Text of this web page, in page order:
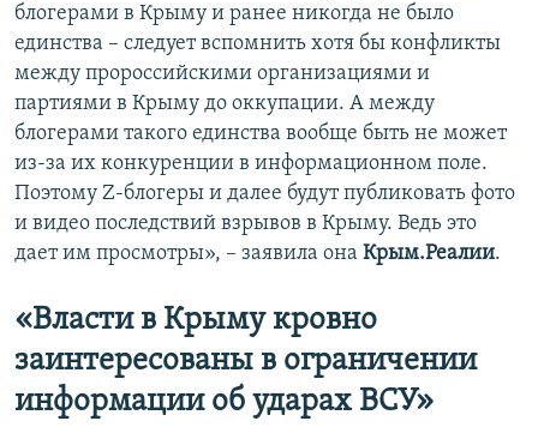
блогерами в Крыму и ранее никогда не было
единства – следует вспомнить хотя бы конфликты
между пророссийскими организациями и
партиями в Крыму до оккупации. А между
блогерами такого единства вообще быть не может
из-за их конкуренции в информационном поле.
Поэтому Z-блогеры и далее будут публиковать фото
и видео последствий взрывов в Крыму. Ведь это
дает им просмотры», – заявила она Крым.Реалии.
«Власти в Крыму кровно
заинтересованы в ограничении
информации об ударах ВСУ»